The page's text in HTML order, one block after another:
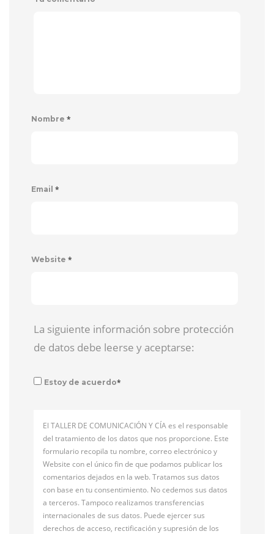
Nombre *
Email *
Website *
La siguiente información sobre protección
de datos debe leerse y aceptarse:
Estoy de acuerdo*
El TALLER DE COMUNICACIÓN Y CÍA es el responsable
del tratamiento de los datos que nos proporcione. Este
formulario recopila tu nombre, correo electrónico y
Website con el único fin de que podamos publicar los
comentarios dejados en la web. Tratamos sus datos
con base en tu consentimiento. No cedemos sus datos
a terceros. Tampoco realizamos transferencias
internacionales de sus datos. Puede ejercer sus
derechos de acceso, rectificación y supresión de los